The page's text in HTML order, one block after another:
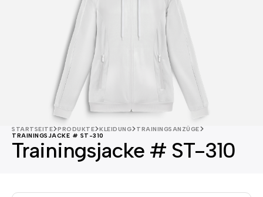
STARTSEITE PRODUKTE KLEIDUNG
TRAININGSANZÜGE
TRAININGSJACKE # ST-310
Trainingsjacke # ST-310